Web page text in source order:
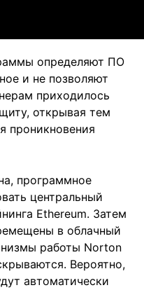
определяют ПО
и не позволяют
приходилось
открывая тем
проникновения
программное
центральный
Ethereum. Затем
в облачный
работы Norton
Вероятно,
автоматически